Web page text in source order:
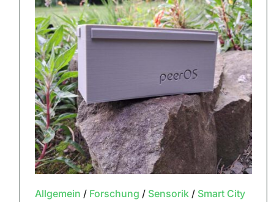
Allgemein / Forschung / Sensorik/ Smart City